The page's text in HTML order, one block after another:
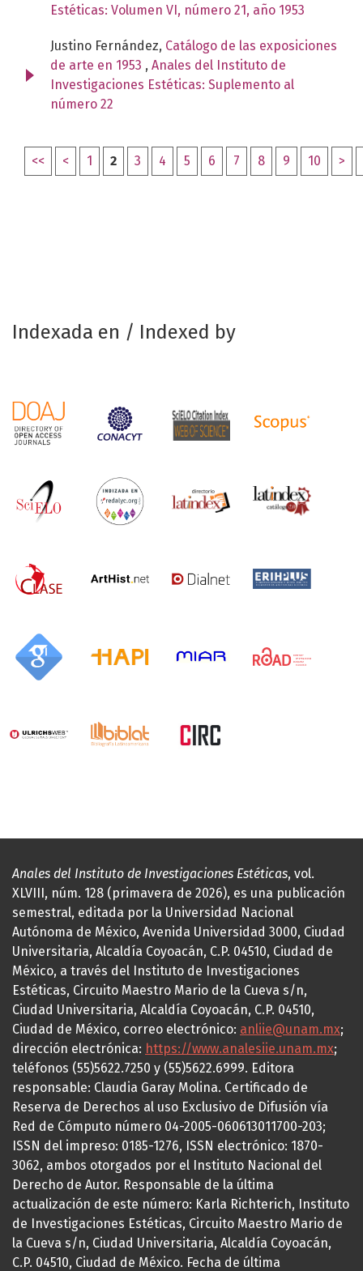
Estéticas: Volumen VI, número 21, año 1953
Justino Fernández, Catálogo de las exposiciones
de arte en 1953 , Anales del Instituto de
Investigaciones Estéticas: Suplemento al
número 22
<< < 1 2 3 4 5 6 7 8 9 10 >
Indexada en / Indexed by
Anales del Instituto de Investigaciones Estéticas, vol.
XLVIII, núm. 128 (primavera de 2026), es una publicación
semestral, editada por la Universidad Nacional
Autónoma de México, Avenida Universidad 3000, Ciudad
Universitaria, Alcaldía Coyoacán, C.P. 04510, Ciudad de
México, a través del Instituto de Investigaciones
Estéticas, Circuito Maestro Mario de la Cueva s/n,
Ciudad Universitaria, Alcaldía Coyoacán, C.P. 04510,
Ciudad de México, correo electrónico: anliie@unam.mx;
dirección electrónica: https://www.analesiie.unam.mx;
teléfonos (55)5622.7250 y (55)5622.6999. Editora
responsable: Claudia Garay Molina. Certificado de
Reserva de Derechos al uso Exclusivo de Difusión vía
Red de Cómputo número 04-2005-060613011700-203;
ISSN del impreso: 0185-1276, ISSN electrónico: 1870-
3062, ambos otorgados por el Instituto Nacional del
Derecho de Autor. Responsable de la última
actualización de este número: Karla Richterich, Instituto
de Investigaciones Estéticas, Circuito Maestro Mario de
la Cueva s/n, Ciudad Universitaria, Alcaldía Coyoacán,
C.P. 04510, Ciudad de México. Fecha de última